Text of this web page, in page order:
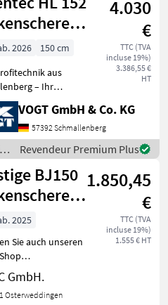
Petites
annonces
/
für
4.030
€
TTC (TVA
incluse 19%)
3.386,55 €
HT
2026
150 cm
aus
– Ihr
Anbieter für
=
VOGT-Standorte +
in
VOGT GmbH & Co. KG
57392 Schmallenberg
/
Revendeur Premium Plus
BJ150
Euro
1.850,45
€
TTC (TVA
incluse 19%)
1.555 € HT
2025
Sie auch unseren
com
Geo BJ150
150 cm
GmbH.
Osterweddingen